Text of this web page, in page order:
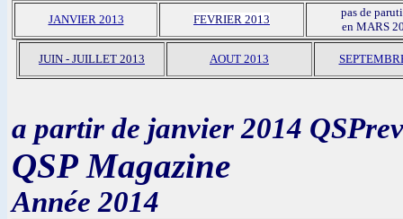
JANVIER 2013 FEVRIER 2013
pas de
en MARS
JUIN - JUILLET 2013 AOUT 2013
a partir de janvier 2014
QSP Magazine
Année 2014